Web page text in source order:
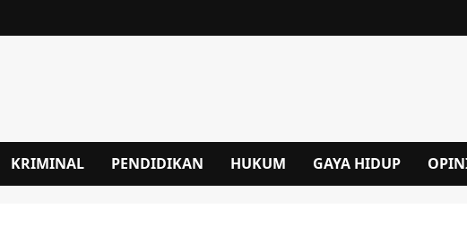
KRIMINAL PENDIDIKAN HUKUM GAYA HIDUP